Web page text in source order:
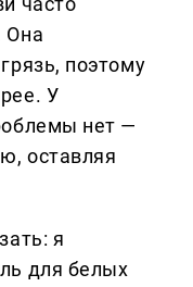
Она
поэтому
У
нет —
оставляя
я
для белых